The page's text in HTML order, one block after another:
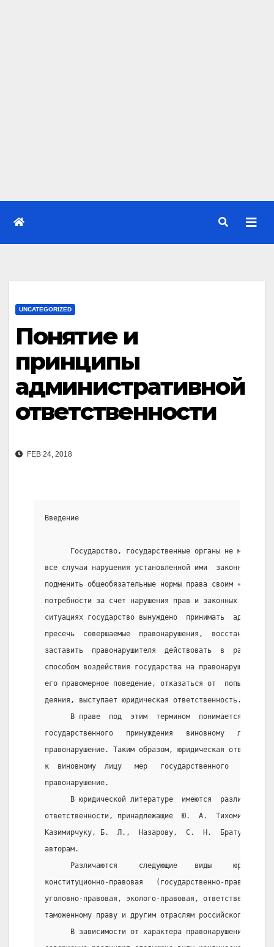
UNCATEGORIZED
Понятие и
принципы
административной
ответственности
FEB 24, 2018
Введение
Государство, государственные органы не могут
все случаи нарушения установленной ими  законности,
подменить общеобязательные нормы права своим
потребности за счет нарушения прав и законных
ситуациях государство вынуждено  принимать
пресечь  совершаемые  правонарушения,
заставить  правонарушителя  действовать  в  рамках
способом воздействия государства на правонарушителя,
его правомерное поведение, отказаться от  попыток
деяния, выступает юридическая ответственность.
В праве  под  этим  термином  понимается
государственного   принуждения   виновному   лицу
правонарушение. Таким образом, юридическая
к  виновному  лицу   мер   государственного
правонарушение.
В юридической литературе  имеются  различные
ответственности, принадлежащие  Ю.  А.
Казимирчуку, Б.  Л.,  Назарову,  С.  Н.  Братусю,  Г.
авторам.
Различаются     следующие    виды
конституционно-правовая   (государственно-
уголовно-правовая, эколого-правовая,
таможенному праву и другим отраслям российского
В зависимости от характера правонарушения и